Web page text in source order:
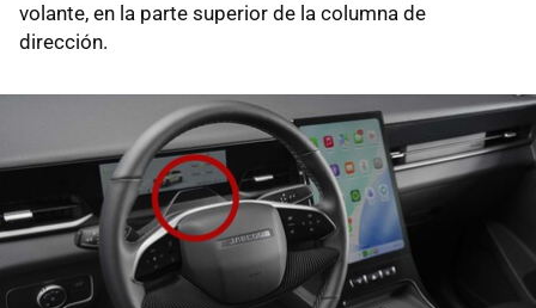
volante, en la parte superior de la columna de
dirección.